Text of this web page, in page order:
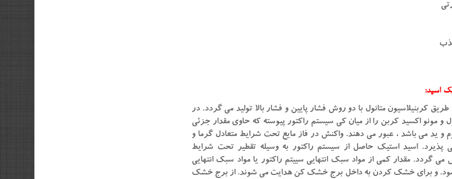
اسید:
کربنیلاسیون متانول با دو روش فشار پایین و فشار بالا تولید می گردد. در
و مونو اکسید کربن را از میان کی سیستم راکتور پیوسته که حاوی مقدار جزئی
و ید می باشد ، عبور می دهند. واکنش در فاز مایع تحت شرایط متعادل گرما و
اسید استیک حاصل از سیستم راکتور به وسیله تقطیر تحت شرایط
می گردد. مقدار کمی از مواد سبک انتهایی سییتم راکتور یا مواد سبک انتهایی
و برای خشک کردن به داخل برج خشک کن هدایت می شوند. از برج خشک